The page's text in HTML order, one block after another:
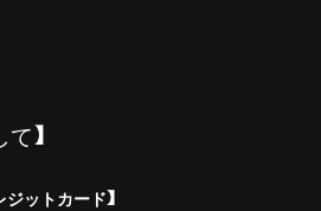
】
ジットカード】